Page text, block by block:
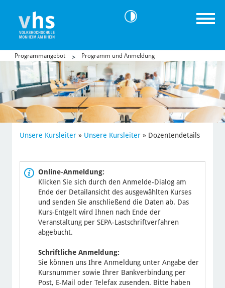
Programmangebot Programm und Anmeldung
Unsere Kursleiter » Unsere Kursleiter » Dozentendetails
Online-Anmeldung:
Klicken Sie sich durch den Anmelde-Dialog am
Ende der Detailansicht des ausgewählten Kurses
und senden Sie anschließend die Daten ab. Das
Kurs-Entgelt wird Ihnen nach Ende der
Veranstaltung per SEPA-Lastschriftverfahren
abgebucht.
Schriftliche Anmeldung:
Sie können uns Ihre Anmeldung unter Angabe der
Kursnummer sowie Ihrer Bankverbindung per
Post, E-Mail oder Telefax zusenden. Bitte haben